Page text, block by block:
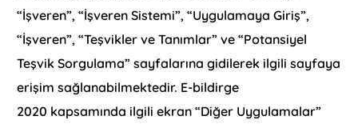
“İşveren”, “İşveren Sistemi”, “Uygulamaya Giriş”,
“İşveren”, “Teşvikler ve Tanımlar” ve “Potansiyel
Teşvik Sorgulama” sayfalarına gidilerek ilgili sayfaya
erişim sağlanabilmektedir. E-bildirge
2020 kapsamında ilgili ekran “Diğer Uygulamalar”